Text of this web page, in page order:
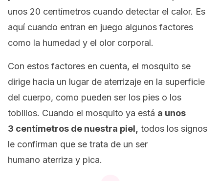
unos 20 centímetros cuando detectar el calor. Es
aquí cuando entran en juego algunos factores
como la humedad y el olor corporal.
Con estos factores en cuenta, el mosquito se
dirige hacia un lugar de aterrizaje en la superficie
del cuerpo, como pueden ser los pies o los
tobillos. Cuando el mosquito ya está a unos
3 centímetros de nuestra piel, todos los signos
le confirman que se trata de un ser
humano aterriza y pica.